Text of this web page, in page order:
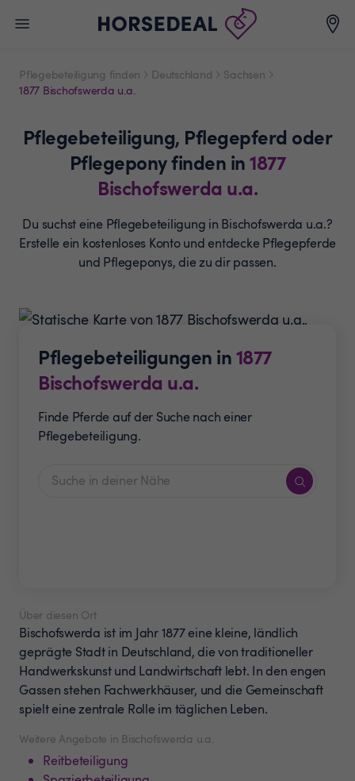
Pflegebeteiligung finden Deutschland
Sachsen
1877 Bischofswerda u.a.
Pflegebeteiligung, Pflegepferd oder
Pflegeponyfinden in1877
Bischofswerda u.a.
Du suchst eine Pflegebeteiligung in Bischofswerda u.a.?
Erstelle ein kostenloses Konto und entdecke Pflegepferde
und Pflegeponys, die zu dir passen.
Pflegebeteiligungen in1877
Bischofswerda u.a.
Finde Pferde auf der Suche nach einer
Pflegebeteiligung.
Weitere Angebote in Bischofswerda u.a.
Reitbeteiligung
Über diesen Ort
Bischofswerda ist im Jahr 1877 eine kleine, ländlich
geprägte Stadt in Deutschland, die von traditioneller
Handwerkskunst und Landwirtschaft lebt. In den engen
Gassen stehen Fachwerkhäuser, und die Gemeinschaft
spielt eine zentrale Rolle im täglichen Leben.